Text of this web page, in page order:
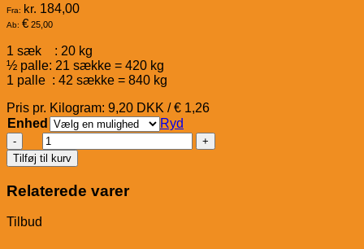
Fra: kr. 184,00
Ab: € 25,00
1 sæk : 20 kg
½ palle: 21 sække = 420 kg
1 palle : 42 sække = 840 kg
Pris pr. Kilogram: 9,20 DKK / € 1,26
Enhed
Ryd
Hippolyt
EquiLac
Zuchtstuten
Müsli
Tilføj til kurv
Relaterede varer
Tilbud